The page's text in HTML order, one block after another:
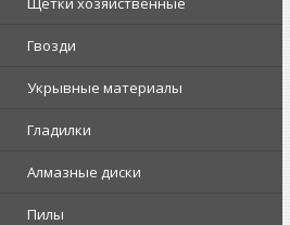
Гвозди
Укрывные материалы
Гладилки
Алмазные диски
Пилы